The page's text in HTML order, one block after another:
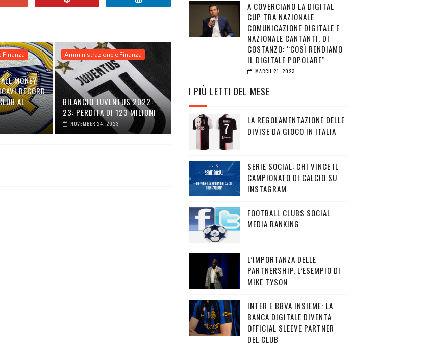
Finanza
MONEY
RECORD
AL
Amministrazione e Finanza
BILANCIO JUVENTUS 2022-
23: PERDITA DI 123 MILIONI
NOVEMBER 24, 2023
A COVERCIANO LA DIGITAL
CUP TRA NAZIONALE
COMUNICAZIONE DIGITALE E
NAZIONALE CANTANTI. DI
COSTANZO: “COSÌ RENDIAMO
IL DIGITALE POPOLARE”
MARCH 21, 2023
I PIÙ LETTI DEL MESE
LA REGOLAMENTAZIONE DELLE
DIVISE DA GIOCO IN ITALIA
SERIE SOCIAL: CHI VINCE IL
CAMPIONATO DI CALCIO SU
INSTAGRAM
FOOTBALL CLUBS SOCIAL
MEDIA RANKING
L’IMPORTANZA DELLE
PARTNERSHIP, L’ESEMPIO DI
MIKE TYSON
INTER E BBVA INSIEME: LA
BANCA DIGITALE DIVENTA
OFFICIAL SLEEVE PARTNER
DEL CLUB